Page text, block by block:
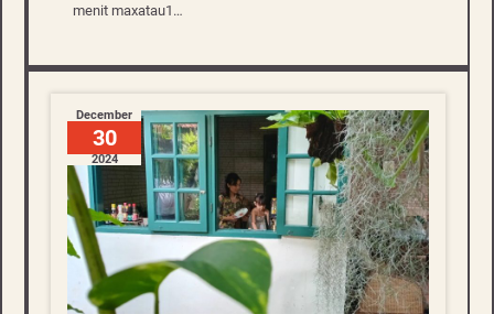
menit maxatau1…
December
30
2024